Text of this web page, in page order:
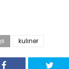
kuliner